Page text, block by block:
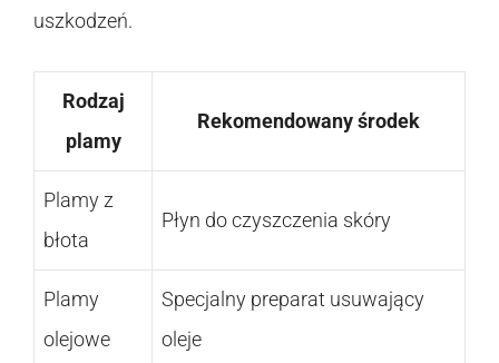
uszkodzeń.
Rodzaj
plamy
Rekomendowany środek
Plamy z
błota
Płyn do czyszczenia skóry
Plamy
olejowe
Specjalny preparat usuwający
oleje